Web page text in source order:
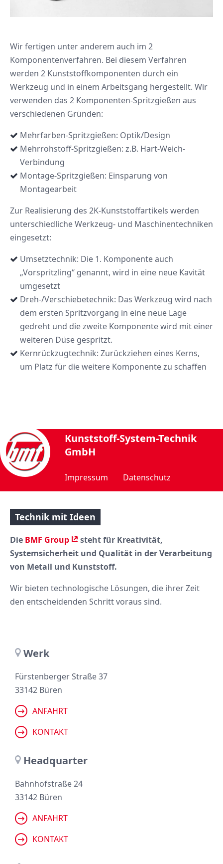
Wir fertigen unter anderem auch im 2
Komponentenverfahren. Bei diesem Verfahren
werden 2 Kunststoffkomponenten durch ein
Werkzeug und in einem Arbeitsgang hergestellt. Wir
verwenden das 2 Komponenten-Spritzgießen aus
verschiedenen Gründen:
Mehrfarben-Spritzgießen: Optik/Design
Mehrrohstoff-Spritzgießen: z.B. Hart-Weich-
Verbindung
Montage-Spritzgießen: Einsparung von
Montagearbeit
Zur Realisierung des 2K-Kunststoffartikels werden
unterschiedliche Werkzeug- und Maschinentechniken
eingesetzt:
Umsetztechnik: Die 1. Komponente auch
„Vorspritzling“ genannt, wird in eine neue Kavität
umgesetzt
Dreh-/Verschiebetechnik: Das Werkzeug wird nach
dem ersten Spritzvorgang in eine neue Lage
gedreht und die zweite Komponente wird mit einer
weiteren Düse gespritzt.
Kernrückzugtechnik: Zurückziehen eines Kerns,
um Platz für die weitere Komponente zu schaffen
Kunststoff-System-Technik
GmbH
Impressum Datenschutz
Technik mit Ideen
Die BMF Group
steht für Kreativität,
Systemsicherheit und Qualität in der Verarbeitung
von Metall und Kunststoff.
Wir bieten technologische Lösungen, die ihrer Zeit
den entscheidenden Schritt voraus sind.
Werk
Fürstenberger Straße 37
33142 Büren
ANFAHRT
KONTAKT
Headquarter
Bahnhofstraße 24
33142 Büren
ANFAHRT
KONTAKT